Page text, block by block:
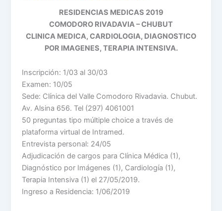
RESIDENCIAS MEDICAS 2019
COMODORO RIVADAVIA – CHUBUT
CLINICA MEDICA, CARDIOLOGIA, DIAGNOSTICO
POR IMAGENES, TERAPIA INTENSIVA.
Inscripción: 1/03 al 30/03
Examen: 10/05
Sede: Clínica del Valle Comodoro Rivadavia. Chubut.
Av. Alsina 656. Tel (297) 4061001
50 preguntas tipo múltiple choice a través de
plataforma virtual de Intramed.
Entrevista personal: 24/05
Adjudicación de cargos para Clínica Médica (1),
Diagnóstico por Imágenes (1), Cardiología (1),
Terapia Intensiva (1) el 27/05/2019.
Ingreso a Residencia: 1/06/2019